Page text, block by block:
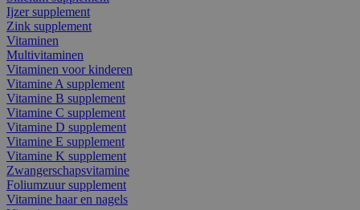
Ijzer supplement
Zink supplement
Vitaminen
Multivitaminen
Vitaminen voor kinderen
Vitamine A supplement
Vitamine B supplement
Vitamine C supplement
Vitamine D supplement
Vitamine E supplement
Vitamine K supplement
Zwangerschapsvitamine
Foliumzuur supplement
Vitamine haar en nagels